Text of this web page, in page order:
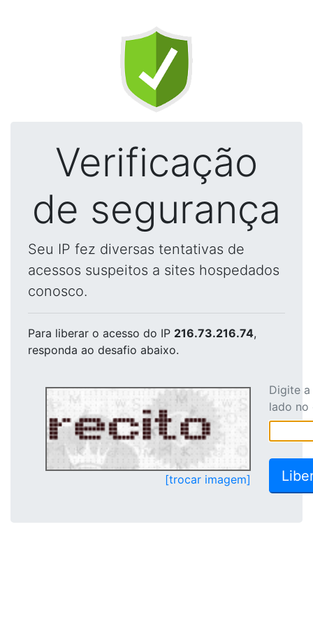
Verificação
de segurança
Seu IP fez diversas tentativas de
acessos suspeitos a sites hospedados
conosco.
Para liberar o acesso do IP 216.73.216.74,
responda ao desafio abaixo.
[trocar imagem]
Digite
lado no